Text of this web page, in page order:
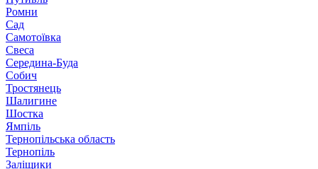
Ромни
Сад
Самотоївка
Свеса
Середина-Буда
Собич
Тростянець
Шалигине
Шостка
Ямпіль
Тернопільська область
Тернопіль
Заліщики